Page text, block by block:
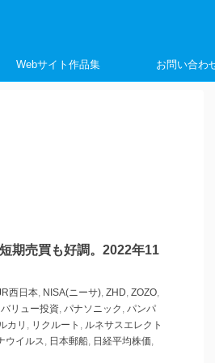
Webサイト作品集 お問い合わ
期売買も好調。2022年11
西日本, NISA(ニーサ), ZHD, ZOZO,
バリュー投資, パナソニック , パンパ
カリ , リクルート , ルネサスエレクト
ウイルス, 日本郵船, 日経平均株価,